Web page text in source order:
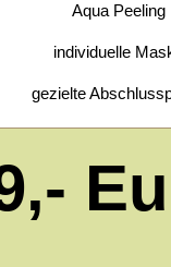
Aqua Peeling
individuelle
gezielte